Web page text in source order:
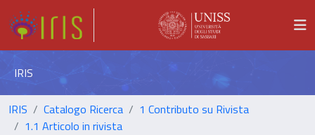
IRIS
IRIS Catalogo Ricerca
1 Contributo su Rivista
1.1 Articolo in rivista